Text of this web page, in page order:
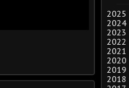
2025
2024
2023
2022
2021
2020
2019
2018